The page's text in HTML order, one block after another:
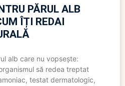
PĂRUL ALB
ÎȚI REDAI
alb care nu vopsește:
să redea treptat
testat dermatologic,